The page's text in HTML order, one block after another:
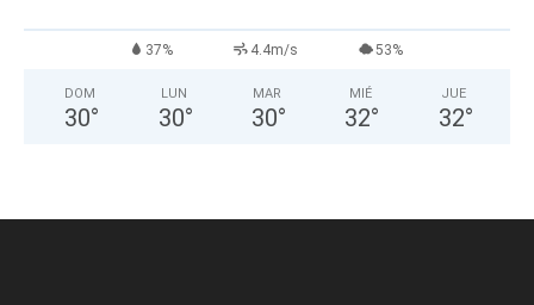
37% 4.4m/s 53%
DOM
30°
LUN
30°
MAR
30°
MIÉ
32°
JUE
32°